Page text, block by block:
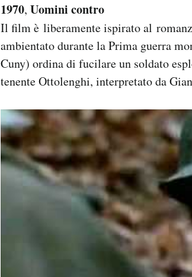
1970, Uomini contro
Il film è liberamente ispirato al
ambientato durante la Prima guerra
Cuny) ordina di fucilare un soldato
tenente Ottolenghi, interpretato da